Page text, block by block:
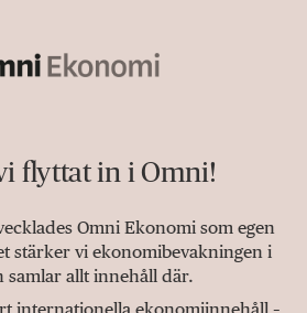
flyttat in i Omni!
Omni Ekonomi som egen
stärker vi ekonomibevakningen i
samlar allt innehåll där.